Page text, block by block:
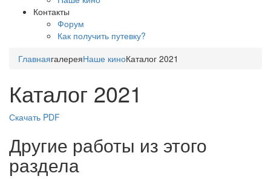
Контакты
Форум
Как получить путевку?
ГлавнаягалереяНаше киноКаталог 2021
Каталог 2021
Скачать PDF
Другие работы из этого
раздела